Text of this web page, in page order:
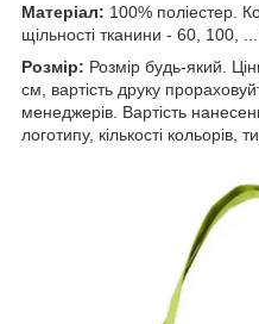
Матеріал: 100% поліестер.
щільності тканини - 60, 100, ...
Розмір: Розмір будь-який.
см, вартість друку
менеджерів. Вартість
логотипу, кількості кольорів,